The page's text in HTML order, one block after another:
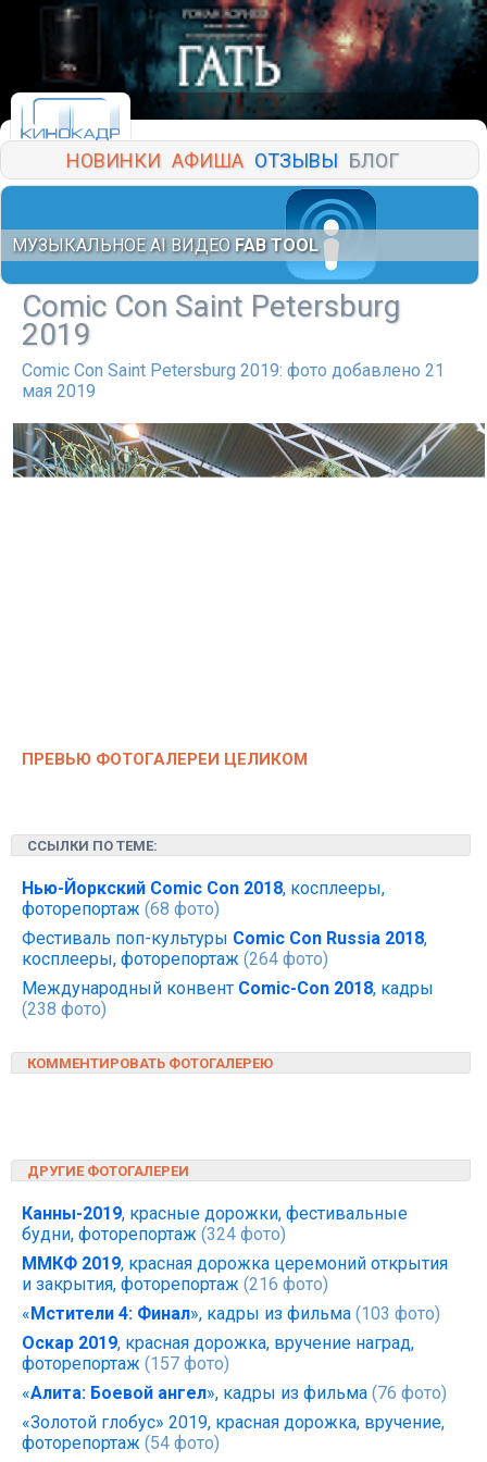
НОВИНКИ АФИША ОТЗЫВЫ БЛОГ
МУЗЫКАЛЬНОЕ AI ВИДЕО FAB TOOL
Comic Con Saint Petersburg
2019
Comic Con Saint Petersburg 2019: фото добавлено 21
мая 2019
ПРЕВЬЮ ФОТОГАЛЕРЕИ ЦЕЛИКОМ
ССЫЛКИ ПО ТЕМЕ:
Нью-Йоркский Comic Con 2018, косплееры,
фоторепортаж (68 фото)
Фестиваль поп-культуры Comic Con Russia 2018,
косплееры, фоторепортаж (264 фото)
Международный конвент Comic-Con 2018, кадры
(238 фото)
КОММЕНТИРОВАТЬ ФОТОГАЛЕРЕЮ
ДРУГИЕ ФОТОГАЛЕРЕИ
Канны-2019, красные дорожки, фестивальные
будни, фоторепортаж (324 фото)
ММКФ 2019, красная дорожка церемоний открытия
и закрытия, фоторепортаж (216 фото)
«Мстители 4: Финал», кадры из фильма (103 фото)
Оскар 2019, красная дорожка, вручение наград,
фоторепортаж (157 фото)
«Алита: Боевой ангел», кадры из фильма (76 фото)
«Золотой глобус» 2019, красная дорожка, вручение,
фоторепортаж (54 фото)